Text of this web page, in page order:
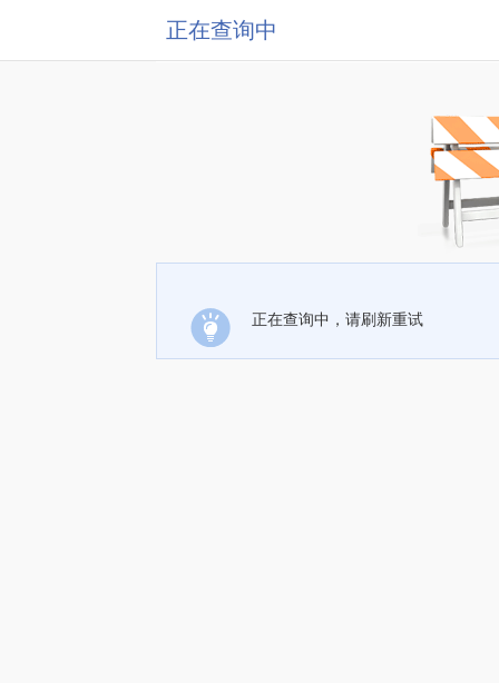
正在查询中
正在查询中，请刷新重试